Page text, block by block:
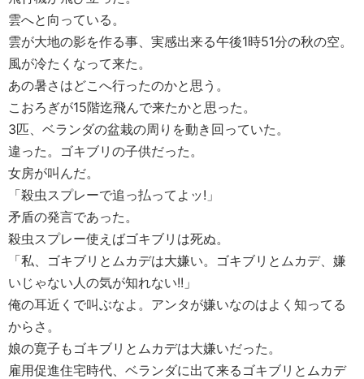
雲へと向っている。
雲が大地の影を作る事、実感出来る午後1時51分の秋の空。
風が冷たくなって来た。
あの暑さはどこへ行ったのかと思う。
こおろぎが15階迄飛んで来たかと思った。
3匹、ベランダの盆栽の周りを動き回っていた。
違った。ゴキブリの子供だった。
女房が叫んだ。
「殺虫スプレーで追っ払ってよッ!」
矛盾の発言であった。
殺虫スプレー使えばゴキブリは死ぬ。
「私、ゴキブリとムカデは大嫌い。ゴキブリとムカデ、嫌
いじゃない人の気が知れない!!」
俺の耳近くで叫ぶなよ。アンタが嫌いなのはよく知ってる
からさ。
娘の寛子もゴキブリとムカデは大嫌いだった。
雇用促進住宅時代、ベランダに出て来るゴキブリとムカデ